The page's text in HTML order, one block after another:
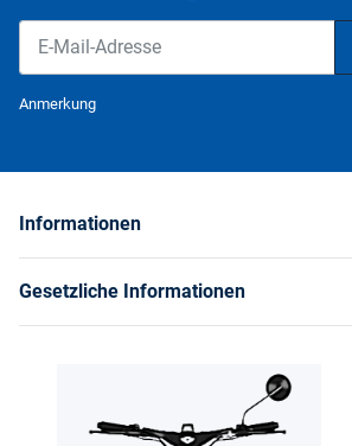
Anmerkung
Informationen
Gesetzliche Informationen